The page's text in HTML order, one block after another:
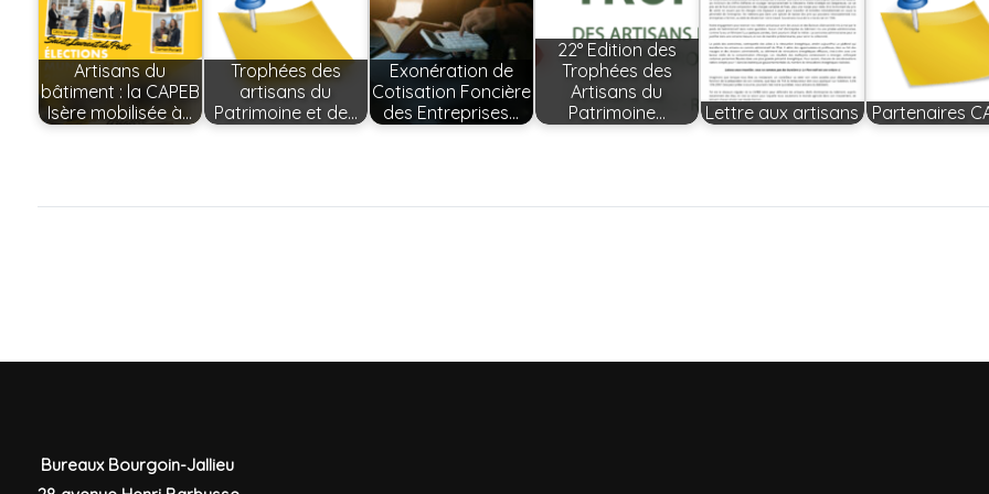
Artisans du
bâtiment : la CAPEB
Isère mobilisée à…
Trophées des
artisans du
Patrimoine et de…
Exonération de
Cotisation Foncière
des Entreprises…
22° Edition des
Trophées des
Artisans du
Patrimoine…
Lettre aux artisans Partenaires
Bureaux Bourgoin-Jallieu